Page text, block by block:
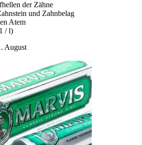
der Zähne
und Zahnbelag
Atem
/ l)
August